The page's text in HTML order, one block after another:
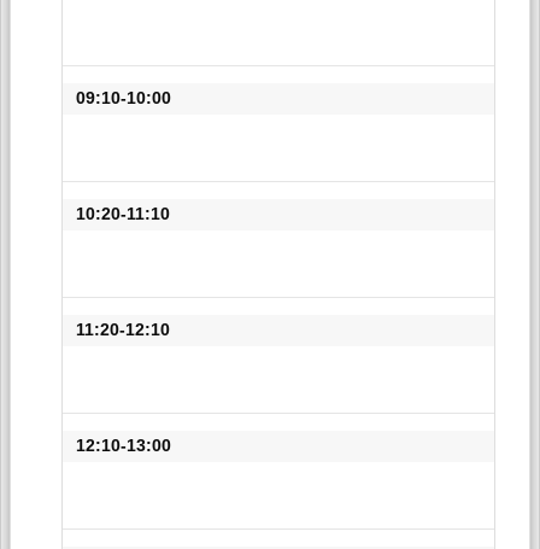
09:10-10:00
10:20-11:10
11:20-12:10
12:10-13:00